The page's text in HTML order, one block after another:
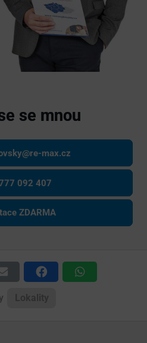
se mnou
max.cz
092 407
ZDARMA